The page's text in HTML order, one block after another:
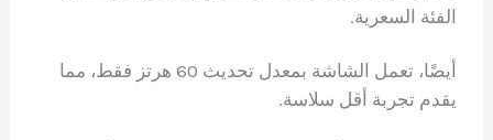
الفئة السعرية.
أيضًا، تعمل الشاشة بمعدل تحديث 60 هرتز فقط، مما
يقدم تجربة أقل سلاسة.